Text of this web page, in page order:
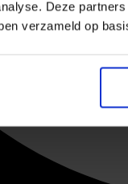
Deze
verzameld op